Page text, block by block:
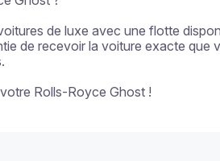
de luxe avec une flotte
de recevoir la voiture exacte
Rolls-Royce Ghost !